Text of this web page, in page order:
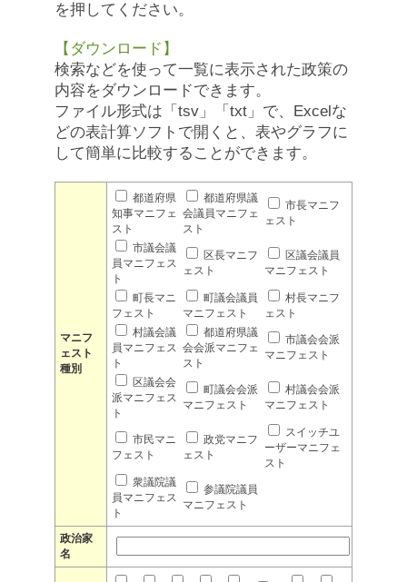
を押してください。
【ダウンロード】
検索などを使って一覧に表示された政策の
内容をダウンロードできます。
ファイル形式は「tsv」「txt」で、Excelな
どの表計算ソフトで開くと、表やグラフに
して簡単に比較することができます。
マニフ
ェスト
種別
都道府県
知事マニフェ
スト
都道府県議
会議員マニフェ
スト
市長マニフ
ェスト
市議会議
員マニフェス
ト
区長マニフ
ェスト
区議会議員
マニフェスト
町長マニ
フェスト
町議会議員
マニフェスト
村長マニフ
ェスト
村議会議
員マニフェス
ト
都道府県議
会会派マニフェ
スト
市議会会派
マニフェスト
区議会会
派マニフェス
ト
町議会会派
マニフェスト
村議会会派
マニフェスト
市民マニ
フェスト
政党マニフ
ェスト
スイッチユ
ーザーマニフェ
スト
衆議院議
員マニフェス
ト
参議院議員
マニフェスト
政治家
名